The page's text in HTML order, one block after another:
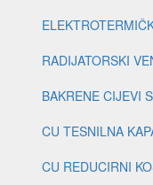
RADIJATORSKI
BAKRENE CIJEVI
CU TESNILNA
CU REDUCIRNI